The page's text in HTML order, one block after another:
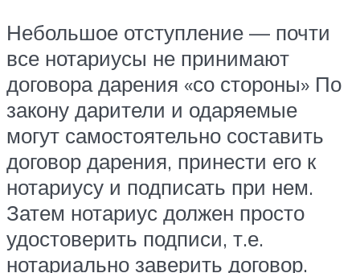
Небольшое отступление — почти
все нотариусы не принимают
договора дарения «со стороны» По
закону дарители и одаряемые
могут самостоятельно составить
договор дарения, принести его к
нотариусу и подписать при нем.
Затем нотариус должен просто
удостоверить подписи, т.е.
нотариально заверить договор.